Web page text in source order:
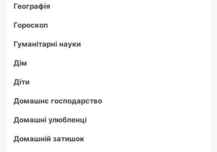
Географія
Гороскоп
Гуманітарні науки
Дім
Діти
Домашнє господарство
Домашні улюбленці
Домашній затишок